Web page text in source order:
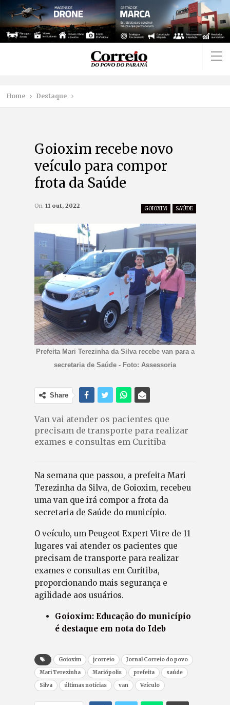
Home Destaque
Goioxim recebe novo
veículo para compor
frota da Saúde
GOIOXIM SAÚDE
On 11 out, 2022
Prefeita Mari Terezinha da Silva recebe van para a
secretaria de Saúde - Foto: Assessoria
Share
Van vai atender os pacientes que
precisam de transporte para realizar
exames e consultas em Curitiba
Na semana que passou, a prefeita Mari
Terezinha da Silva, de Goioxim, recebeu
uma van que irá compor a frota da
secretaria de Saúde do município.
O veículo, um Peugeot Expert Vitre de 11
lugares vai atender os pacientes que
precisam de transporte para realizar
exames e consultas em Curitiba,
proporcionando mais segurança e
agilidade aos usuários.
Goioxim: Educação do município
é destaque em nota do Ideb
Goioxim jcorreio
Jornal Correio do povo
Mari Terezinha
Mariópolis prefeita
saúde
Silva
últimas notícias van Veículo